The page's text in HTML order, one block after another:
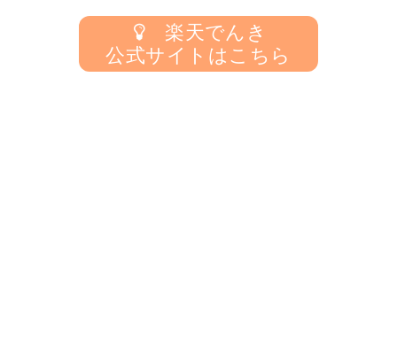
楽天でんき
公式サイトはこちら